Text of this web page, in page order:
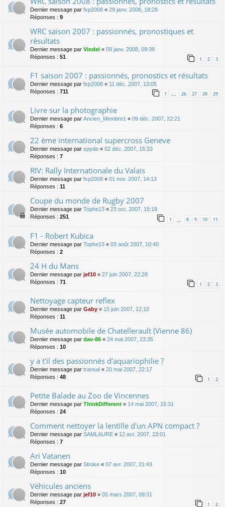
Dernier message par fxp2008 « 29 janv. 2008, 18:28
Réponses : 9
WRC saison 2007 : passionnés, pronostiques et
résultats
Dernier message par Vindel « 09 janv. 2008, 09:39
Réponses : 51 1 2 3
F1 saison 2007 : passionnés, pronostics et résultats
Dernier message par fxp2008 « 11 déc. 2007, 13:05
Réponses : 711 1 … 26 27 28 29
Livre sur la photographie
Dernier message par Ancien_Membre1 « 09 déc. 2007, 22:21
Réponses : 6
22 ème international supercross Geneve
Dernier message par spyde « 02 déc. 2007, 15:33
Réponses : 7
RIV: Rally Internationale du Valais
Dernier message par fxp2008 « 01 nov. 2007, 14:13
Réponses : 11
Coupe du monde de Rugby 2007
Dernier message par Tophe13 « 23 oct. 2007, 15:18
Réponses : 251 1 8 9 10 11
F1 - Robert Kubica
Dernier message par Tophe13 « 03 août 2007, 10:40
Réponses : 2
24 H du Mans
Dernier message par jef10 « 27 juin 2007, 22:28
Réponses : 71 1 2 3
Nettoyage capteur reflex
Dernier message par Gaby « 15 juin 2007, 12:10
Réponses : 11
Musée automobile de Chatellerault (Vienne 86)
Dernier message par dav-86 « 24 mai 2007, 23:35
Réponses : 10
y a t'il des passionnés d'aquariophilie ?
Dernier message par transal « 20 mai 2007, 22:17
Réponses : 48 1 2
Petite Balade au Zoo de Vincennes
Dernier message par ThinkDifferent « 14 mai 2007, 15:31
Réponses : 24
Comment nettoyer la lentille d'un APN compact ?
Dernier message par SAMLAURE « 12 avr. 2007, 23:01
Réponses : 7
Ari Vatanen
Dernier message par Stroke « 07 avr. 2007, 21:43
Réponses : 10
Véhicules anciens
Dernier message par jef10 « 05 mars 2007, 09:31
Réponses : 27 1 2